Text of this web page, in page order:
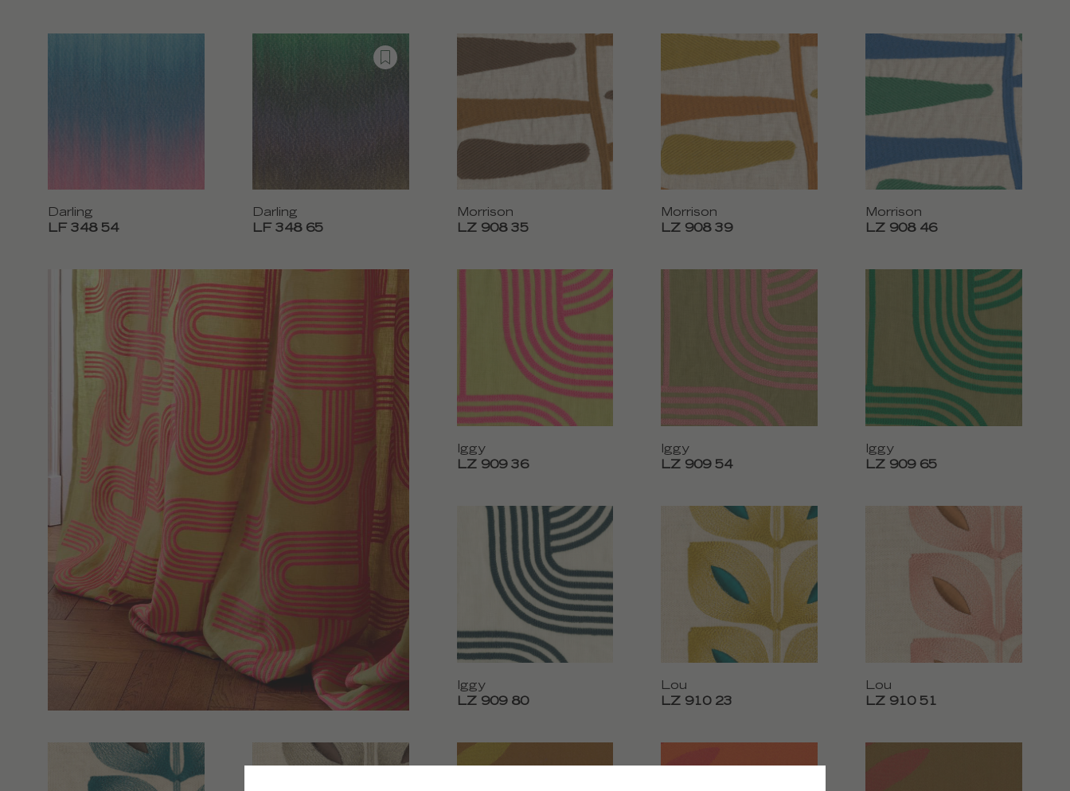
Darling
LF 348 54
Darling
LF 348 65
Morrison
LZ 908 35
Morrison
LZ 908 39
Morrison
LZ 908 46
Iggy
LZ 909 36
Iggy
LZ 909 54
Iggy
LZ 909 65
Iggy
LZ 909 80
Lou
LZ 910 23
Lou
LZ 910 51